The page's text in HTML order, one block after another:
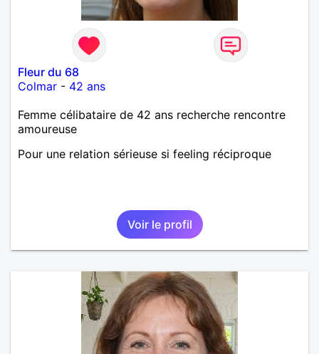
Fleur du 68
Colmar - 42 ans
Femme célibataire de 42 ans recherche rencontre
amoureuse
Pour une relation sérieuse si feeling réciproque
Voir le profil